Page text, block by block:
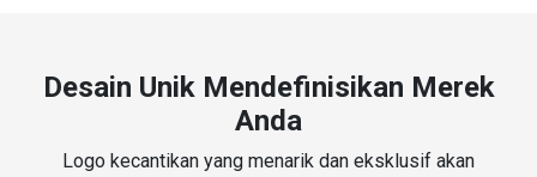
Desain Unik Mendefinisikan Merek
Anda
Logo kecantikan yang menarik dan eksklusif akan